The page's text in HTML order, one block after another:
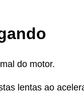
do motor.
lentas ao